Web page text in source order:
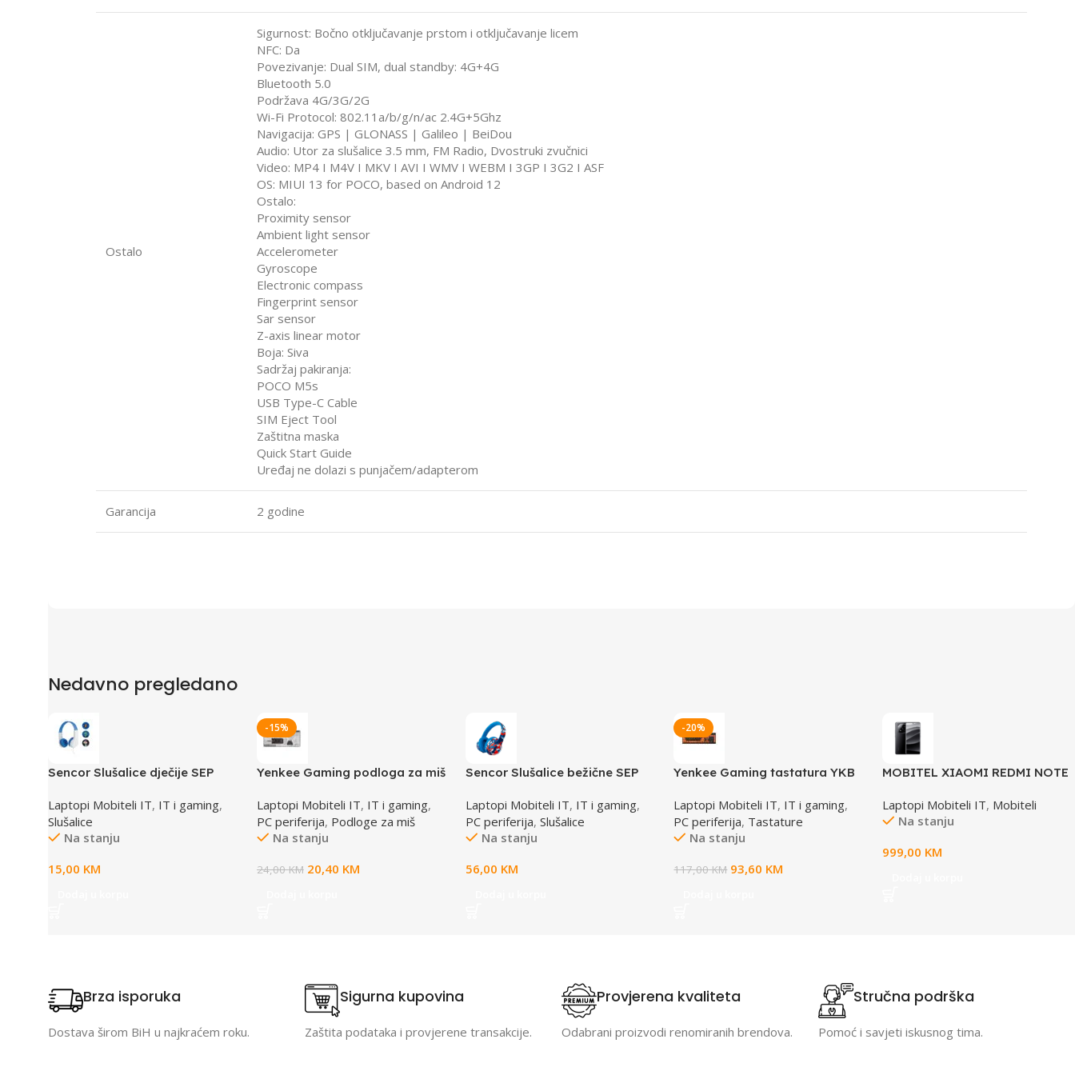
Ostalo
Sigurnost: Bočno otključavanje prstom i otključavanje licem
NFC: Da
Povezivanje: Dual SIM, dual standby: 4G+4G
Bluetooth 5.0
Podržava 4G/3G/2G
Wi-Fi Protocol: 802.11a/b/g/n/ac 2.4G+5Ghz
Navigacija: GPS | GLONASS | Galileo | BeiDou
Audio: Utor za slušalice 3.5 mm, FM Radio, Dvostruki zvučnici
Video: MP4 I M4V I MKV I AVI I WMV I WEBM I 3GP I 3G2 I ASF
OS: MIUI 13 for POCO, based on Android 12
Ostalo:
Proximity sensor
Ambient light sensor
Accelerometer
Gyroscope
Electronic compass
Fingerprint sensor
Sar sensor
Z-axis linear motor
Boja: Siva
Sadržaj pakiranja:
POCO M5s
USB Type-C Cable
SIM Eject Tool
Zaštitna maska
Quick Start Guide
Uređaj ne dolazi s punjačem/adapterom
Garancija 2 godine
Nedavno pregledano
Sencor Slušalice dječije SEP
Laptopi Mobiteli IT, IT i gaming,
Slušalice
Na stanju
15,00 KM
-15%
Yenkee Gaming podloga za miš
Laptopi Mobiteli IT, IT i gaming,
PC periferija, Podloge za miš
Na stanju
24,00KM 20,40 KM
Sencor Slušalice bežične SEP
Laptopi Mobiteli IT, IT i gaming,
PC periferija, Slušalice
Na stanju
56,00 KM
-20%
Yenkee Gaming tastatura YKB
Laptopi Mobiteli IT, IT i gaming,
PC periferija, Tastature
Na stanju
117,00KM 93,60 KM
MOBITEL XIAOMI REDMI NOTE
Laptopi Mobiteli IT, Mobiteli
Na stanju
999,00 KM
Brza isporuka
Dostava širom BiH u najkraćem roku.
Sigurna kupovina
Zaštita podataka i provjerene transakcije.
Provjerena kvaliteta
Odabrani proizvodi renomiranih brendova.
Stručna podrška
Pomoć i savjeti iskusnog tima.